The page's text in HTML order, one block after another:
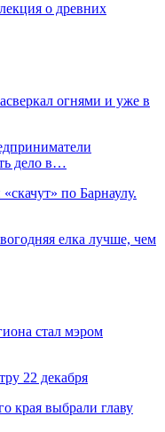
о древних
огнями и уже в
дело в…
по Барнаулу.
елка лучше, чем
стал мэром
22 декабря
края выбрали главу